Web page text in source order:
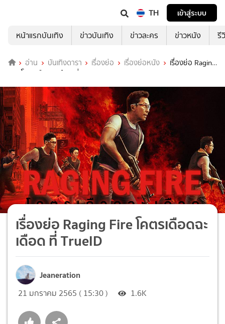
TH
เข้าสู่ระบบ
หน้าแรกบันเทิง
ข่าวบันเทิง ข่าวละคร ข่าวหนัง รี
อ่าน บันเทิงดารา เรื่องย่อ เรื่องย่อหนัง
เรื่องย่อ Raging
Fire โคตรเดือดฉะเดือด ที่ TrueID
เรื่องย่อ Raging Fire โคตรเดือดฉะ
เดือด ที่ TrueID
Jeaneration
21 มกราคม 2565 ( 15:30 ) 1.6K